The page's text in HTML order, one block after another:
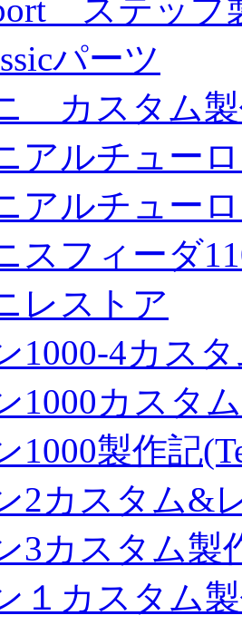
ステップ
パーツ
カスタム
アルチュー
アルチュー
スフィーダ
レストア
1000-4カス
1000カスタ
1000製作記
2カスタム&
3カスタム製
１カスタム